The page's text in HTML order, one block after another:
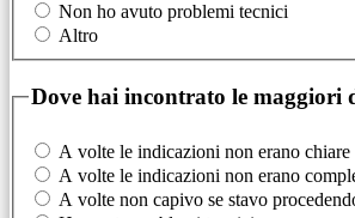
Non ho avuto problemi tecnici
Altro
Dove hai incontrato le maggiori
A volte le indicazioni non erano chiare
A volte le indicazioni non erano
A volte non capivo se stavo